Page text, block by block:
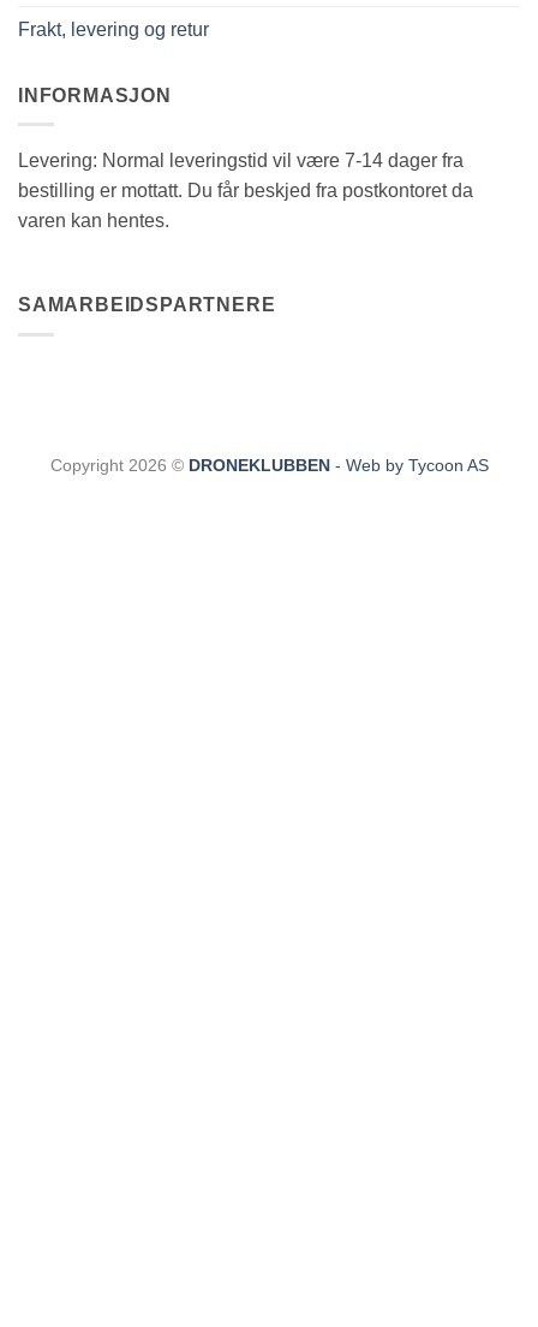
Frakt, levering og retur
INFORMASJON
Levering: Normal leveringstid vil være 7-14 dager fra
bestilling er mottatt. Du får beskjed fra postkontoret da
varen kan hentes.
SAMARBEIDSPARTNERE
Copyright 2026 © DRONEKLUBBEN - Web by Tycoon AS